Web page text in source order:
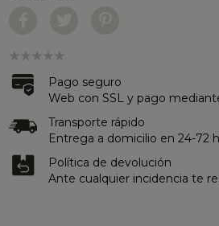
Pago seguro
Web con SSL y pago
Transporte rápido
Entrega a domicilio en 24-72
Política de devolución
Ante cualquier incidencia te